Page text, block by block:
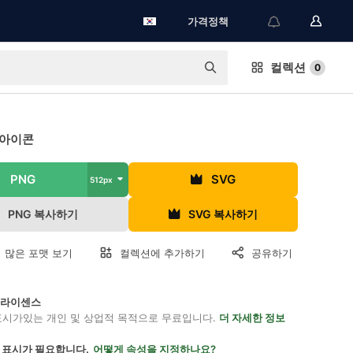
가격정책
컬렉션 0
이콘
PNG 512px SVG
PNG 복사하기 SVG 복사하기
많은 포맷 보기 컬렉션에 추가하기 공유하기
이센스
가있는 개인 및 상업적 목적으로 무료입니다. 더 자세한 정보
시가 필요합니다. 어떻게 속성을 지정하나요?